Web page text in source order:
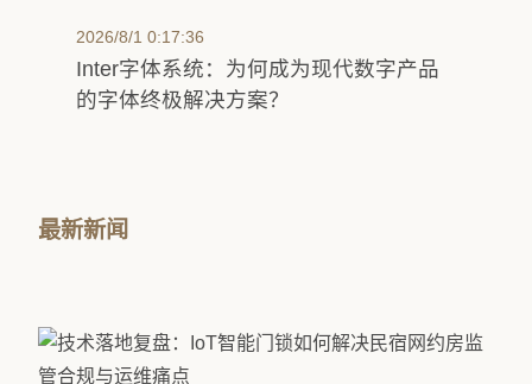
2026/8/1 0:17:36
Inter字体系统：为何成为现代数字产品
的字体终极解决方案？
最新新闻